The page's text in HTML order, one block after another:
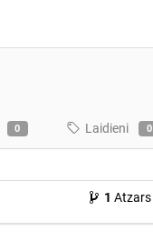
0 Laidieni 0
1 Atzars